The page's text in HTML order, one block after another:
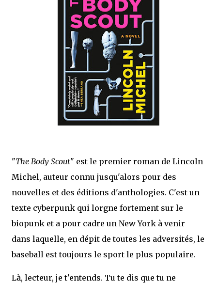
que Thomas connaissait et appréciait Olivier. Marlowe découvre une ville qu’il
ne connaissait pas, habitée par la méfiance, la peur et le rigorisme de la Ligue,
une ville pleine de mystères et de vieilles rancœurs. La Dame d...
"The Body Scout" est le premier roman de Lincoln
Michel, auteur connu jusqu'alors pour des
nouvelles et des éditions d'anthologies. C'est un
texte cyberpunk qui lorgne fortement sur le
biopunk et a pour cadre un New York à venir
dans laquelle, en dépit de toutes les adversités, le
baseball est toujours le sport le plus populaire.
Là, lecteur, je t'entends. Tu te dis que tu ne